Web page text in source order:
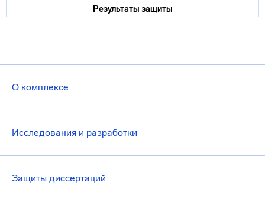
О комплексе
Исследования и разработки
Защиты диссертаций
Результаты защиты